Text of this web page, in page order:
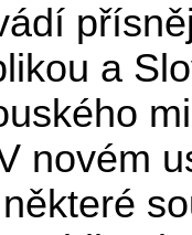
a
novém